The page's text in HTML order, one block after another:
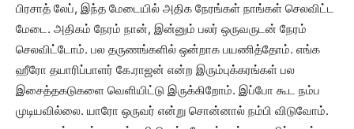
பிரசாத் லேப், இந்த மேடையில் அதிக நேரங்கள் நாங்கள் செலவிட்ட
மேடை. அதிகம் நேரம் நான், இன்னும் பலர் ஒருவருடன் நேரம்
செலவிட்டோம். பல தருணங்களில் ஒன்றாக பயணித்தோம். எங்க
ஹீரோ தயாரிப்பாளர் கே.ராஜன் என்ற இரும்புக்கரங்கள் பல
இசைத்தகடுகளை வெளியிட்டு இருக்கிறோம். இப்போ கூட நம்ப
முடியவில்லை. யாரோ ஒருவர் என்று சொன்னால் நம்பி விடுவோம்.